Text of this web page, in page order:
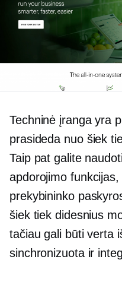
Techninė įranga yra
prasideda nuo šiek
Taip pat galite
apdorojimo
prekybininko
šiek tiek didesnius
tačiau gali būti verta
sinchronizuota ir